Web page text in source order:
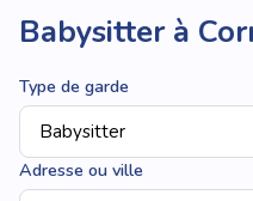
Babysitter à
Type de garde
Adresse ou ville